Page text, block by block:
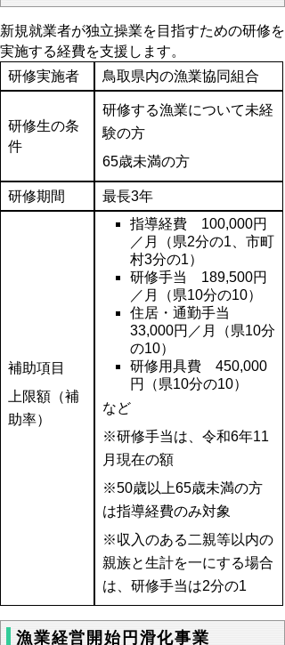
新規就業者が独立操業を目指すための研修を
実施する経費を支援します。
研修実施者
鳥取県内の漁業協同組合
研修生の条
件
研修する漁業について未経
験の方
65歳未満の方
研修期間 最長3年
補助項目
上限額（補
助率）
指導経費 100,000円
／月（県2分の1、市町
村3分の1）
研修手当 189,500円
／月（県10分の10）
住居・通勤手当
33,000円／月（県10分
の10）
研修用具費 450,000
円（県10分の10）
など
※研修手当は、令和6年11
月現在の額
※50歳以上65歳未満の方
は指導経費のみ対象
※収入のある二親等以内の
親族と生計を一にする場合
は、研修手当は2分の1
漁業経営開始円滑化事業